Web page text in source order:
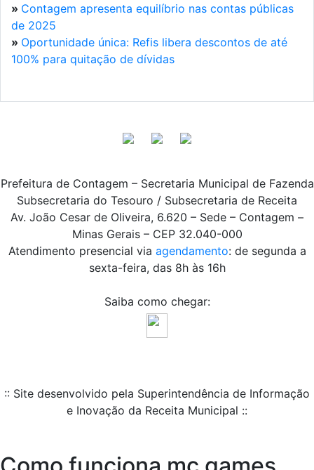
» Contagem apresenta equilíbrio nas contas públicas
de 2025
» Oportunidade única: Refis libera descontos de até
100% para quitação de dívidas
Prefeitura de Contagem – Secretaria Municipal de Fazenda
Subsecretaria do Tesouro / Subsecretaria de Receita
Av. João Cesar de Oliveira, 6.620 – Sede – Contagem –
Minas Gerais – CEP 32.040-000
Atendimento presencial via agendamento: de segunda a
sexta-feira, das 8h às 16h
Saiba como chegar:
:: Site desenvolvido pela Superintendência de Informação
e Inovação da Receita Municipal ::